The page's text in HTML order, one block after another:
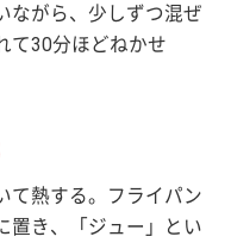
ながら、少しずつ混ぜ
て30分ほどねかせ
て熱する。フライパン
置き、「ジュー」とい